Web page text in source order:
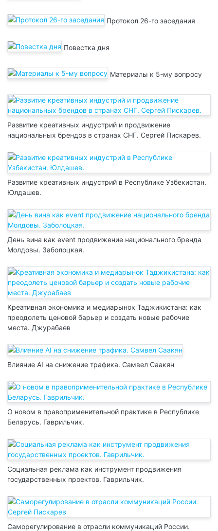
Протокол 26-го заседания
Повестка дня
Материалы к 5-му вопросу
Развитие креативных индустрий и продвижение
национальных брендов в странах СНГ. Сергей Пискарев.
Развитие креативных индустрий в Республике Узбекистан.
Юлдашев.
День вина как event продвижение национального бренда
Молдовы. Заболоцкая.
Креативная экономика и медиарынок Таджикистана: как
преодолеть ценовой барьер и создать новые рабочие
места. Джурабаев
Влияние AI на снижение трафика. Самвел Саакян
О новом в правоприменительной практике в Республике
Беларусь. Гаврильчик.
Социальная реклама как инструмент продвижения
государственных проектов. Гаврильчик.
Саморегулирование в отрасли коммуникаций России.